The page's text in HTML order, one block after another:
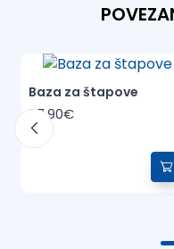
Baza za štapove
37,90€